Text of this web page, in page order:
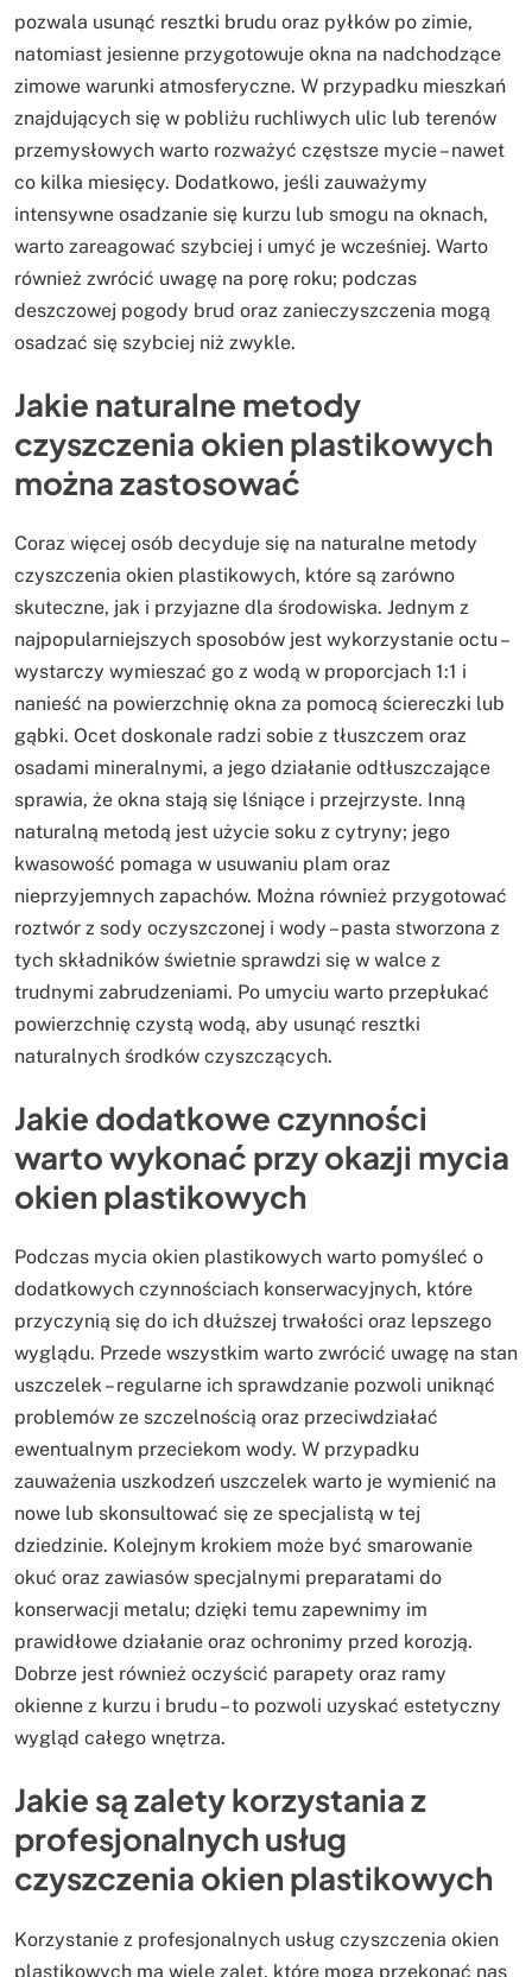
pozwala usunąć resztki brudu oraz pyłków po zimie,
natomiast jesienne przygotowuje okna na nadchodzące
zimowe warunki atmosferyczne. W przypadku mieszkań
znajdujących się w pobliżu ruchliwych ulic lub terenów
przemysłowych warto rozważyć częstsze mycie – nawet
co kilka miesięcy. Dodatkowo, jeśli zauważymy
intensywne osadzanie się kurzu lub smogu na oknach,
warto zareagować szybciej i umyć je wcześniej. Warto
również zwrócić uwagę na porę roku; podczas
deszczowej pogody brud oraz zanieczyszczenia mogą
osadzać się szybciej niż zwykle.
Jakie naturalne metody
czyszczenia okien plastikowych
można zastosować
Coraz więcej osób decyduje się na naturalne metody
czyszczenia okien plastikowych, które są zarówno
skuteczne, jak i przyjazne dla środowiska. Jednym z
najpopularniejszych sposobów jest wykorzystanie octu –
wystarczy wymieszać go z wodą w proporcjach 1:1 i
nanieść na powierzchnię okna za pomocą ściereczki lub
gąbki. Ocet doskonale radzi sobie z tłuszczem oraz
osadami mineralnymi, a jego działanie odtłuszczające
sprawia, że okna stają się lśniące i przejrzyste. Inną
naturalną metodą jest użycie soku z cytryny; jego
kwasowość pomaga w usuwaniu plam oraz
nieprzyjemnych zapachów. Można również przygotować
roztwór z sody oczyszczonej i wody – pasta stworzona z
tych składników świetnie sprawdzi się w walce z
trudnymi zabrudzeniami. Po umyciu warto przepłukać
powierzchnię czystą wodą, aby usunąć resztki
naturalnych środków czyszczących.
Jakie dodatkowe czynności
warto wykonać przy okazji mycia
okien plastikowych
Podczas mycia okien plastikowych warto pomyśleć o
dodatkowych czynnościach konserwacyjnych, które
przyczynią się do ich dłuższej trwałości oraz lepszego
wyglądu. Przede wszystkim warto zwrócić uwagę na stan
uszczelek – regularne ich sprawdzanie pozwoli uniknąć
problemów ze szczelnością oraz przeciwdziałać
ewentualnym przeciekom wody. W przypadku
zauważenia uszkodzeń uszczelek warto je wymienić na
nowe lub skonsultować się ze specjalistą w tej
dziedzinie. Kolejnym krokiem może być smarowanie
okuć oraz zawiasów specjalnymi preparatami do
konserwacji metalu; dzięki temu zapewnimy im
prawidłowe działanie oraz ochronimy przed korozją.
Dobrze jest również oczyścić parapety oraz ramy
okienne z kurzu i brudu – to pozwoli uzyskać estetyczny
wygląd całego wnętrza.
Jakie są zalety korzystania z
profesjonalnych usług
czyszczenia okien plastikowych
Korzystanie z profesjonalnych usług czyszczenia okien
plastikowych ma wiele zalet, które mogą przekonać nas